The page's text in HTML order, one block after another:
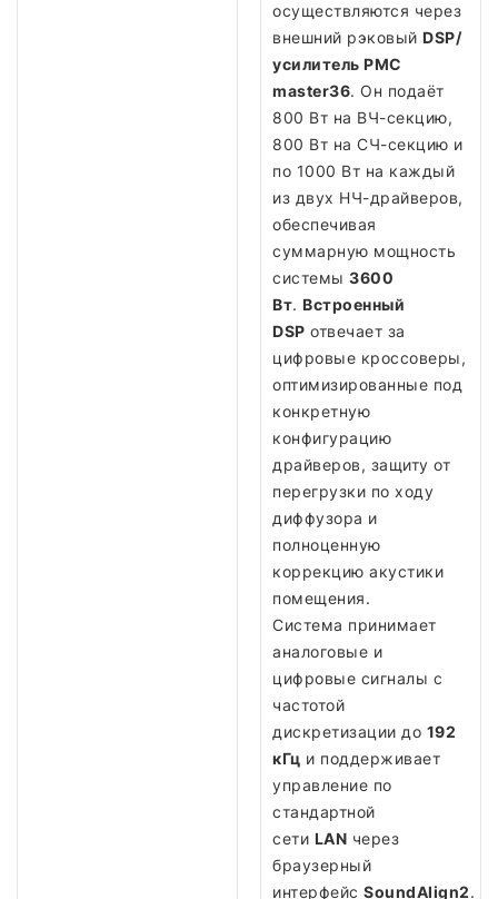
осуществляются через
внешний рэковый DSP/
усилитель PMC
master36. Он подаёт
800 Вт на ВЧ-секцию,
800 Вт на СЧ-секцию и
по 1000 Вт на каждый
из двух НЧ-драйверов,
обеспечивая
суммарную мощность
системы 3600
Вт. Встроенный
DSP отвечает за
цифровые кроссоверы,
оптимизированные под
конкретную
конфигурацию
драйверов, защиту от
перегрузки по ходу
диффузора и
полноценную
коррекцию акустики
помещения.
Система принимает
аналоговые и
цифровые сигналы с
частотой
дискретизации до 192
кГц и поддерживает
управление по
стандартной
сети LAN через
браузерный
интерфейс SoundAlign2.